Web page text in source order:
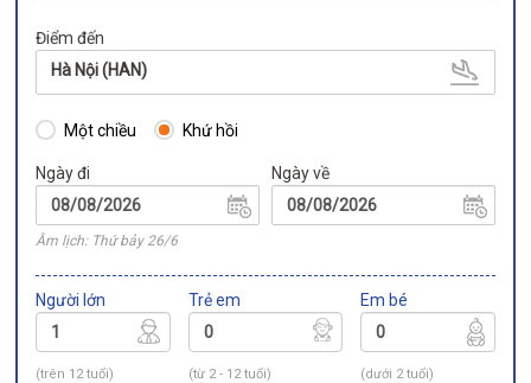
Điểm đến
Hà Nội (HAN)
Một chiều Khứ hồi
Ngày đi
Âm lịch: Thứ bảy 26/6
Ngày về
Người lớn
(trên 12 tuổi)
Trẻ em
(từ 2 - 12 tuổi)
Em bé
(dưới 2 tuổi)